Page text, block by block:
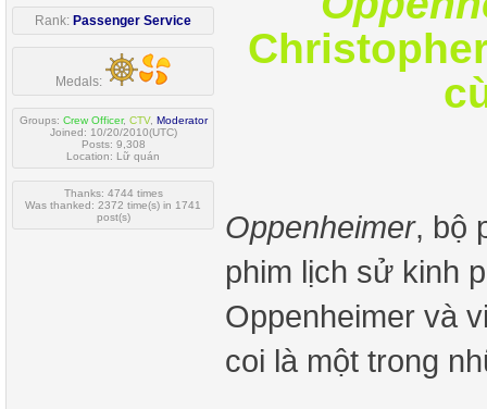
Rank: Passenger Service
Medals:
Groups: Crew Officer, CTV, Moderator
Joined: 10/20/2010(UTC)
Posts: 9,308
Location: Lữ quán
Thanks: 4744 times
Was thanked: 2372 time(s) in 1741
post(s)
Oppenheimer, bộ
phim lịch sử kinh
Oppenheimer và
coi là một trong